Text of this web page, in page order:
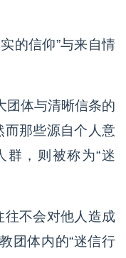
的信仰”与来自情
团体与清晰信条的
而那些源自个人意
群，则被称为“迷
往不会对他人造成
团体内的“迷信行